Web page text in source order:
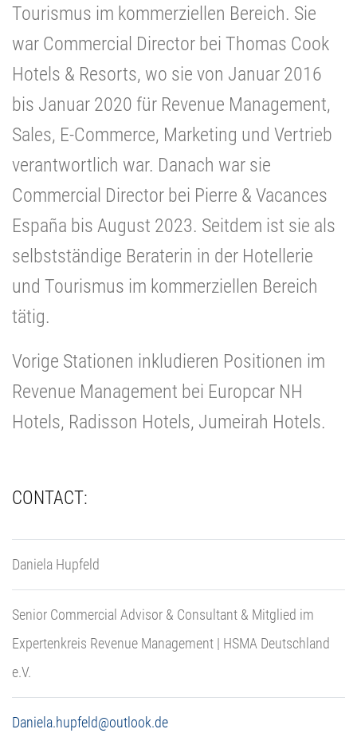
Tourismus im kommerziellen Bereich. Sie
war Commercial Director bei Thomas Cook
Hotels & Resorts, wo sie von Januar 2016
bis Januar 2020 für Revenue Management,
Sales, E-Commerce, Marketing und Vertrieb
verantwortlich war. Danach war sie
Commercial Director bei Pierre & Vacances
España bis August 2023. Seitdem ist sie als
selbstständige Beraterin in der Hotellerie
und Tourismus im kommerziellen Bereich
tätig.
Vorige Stationen inkludieren Positionen im
Revenue Management bei Europcar NH
Hotels, Radisson Hotels, Jumeirah Hotels.
CONTACT:
Daniela Hupfeld
Senior Commercial Advisor & Consultant & Mitglied im
Expertenkreis Revenue Management | HSMA Deutschland
e.V.
Daniela.hupfeld@outlook.de